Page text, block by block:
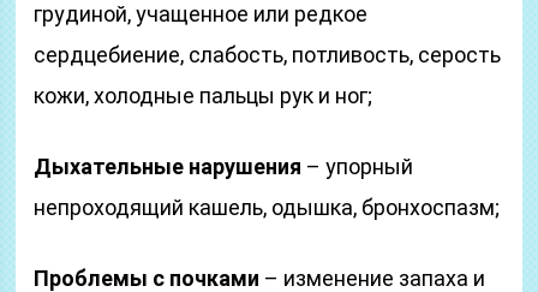
грудиной, учащенное или редкое
сердцебиение, слабость, потливость, серость
кожи, холодные пальцы рук и ног;
Дыхательные нарушения – упорный
непроходящий кашель, одышка, бронхоспазм;
Проблемы с почками – изменение запаха и